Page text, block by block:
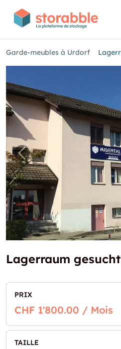
Garde-meubles à Urdorf
Image précédente
Lagerraum
PRIX
CHF 1'800.00 / Mois
TAILLE